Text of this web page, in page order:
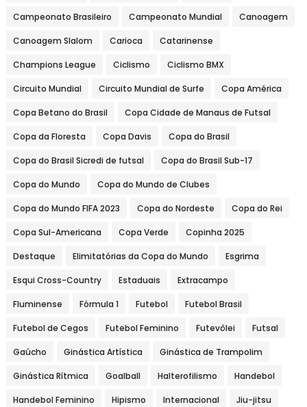
Campeonato Brasileiro Campeonato Mundial Canoagem
Canoagem Slalom Carioca Catarinense
Champions League Ciclismo Ciclismo BMX
Circuito Mundial Circuito Mundial de Surfe Copa América
Copa Betano do Brasil Copa Cidade de Manaus de Futsal
Copa da Floresta Copa Davis Copa do Brasil
Copa do Brasil Sicredi de futsal Copa do Brasil Sub-17
Copa do Mundo Copa do Mundo de Clubes
Copa do Mundo FIFA 2023 Copa do Nordeste Copa do Rei
Copa Sul-Americana Copa Verde Copinha 2025
Destaque Elimitatórias da Copa do Mundo Esgrima
Esqui Cross-Country Estaduais Extracampo
Fluminense Fórmula 1 Futebol Futebol Brasil
Futebol de Cegos Futebol Feminino Futevôlei Futsal
Gaúcho Ginástica Artística Ginástica de Trampolim
Ginástica Rítmica Goalball Halterofilismo Handebol
Handebol Feminino Hipismo Internacional Jiu-jitsu